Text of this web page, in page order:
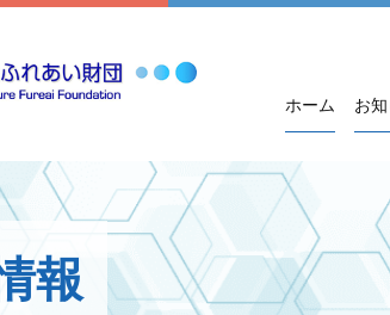
ホーム お
報